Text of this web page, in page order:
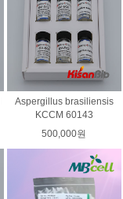
Aspergillus brasiliensis
KCCM 60143
500,000원